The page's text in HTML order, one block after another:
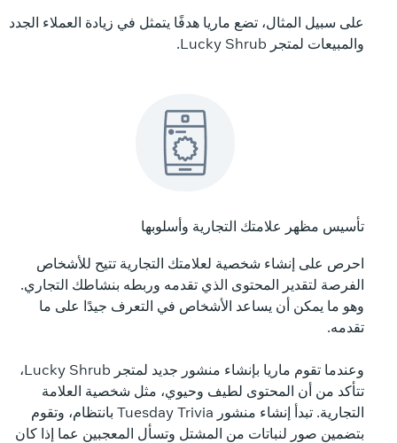
على سبيل المثال، تضع ماريا هدفًا يتمثل في زيادة العملاء الجدد
والمبيعات لمتجر Lucky Shrub.
تأسيس مظهر علامتك التجارية وأسلوبها
احرص على إنشاء شخصية لعلامتك التجارية تتيح للأشخاص
الفرصة لتقدير المحتوى الذي تقدمه وربطه بنشاطك التجاري.
وهو ما يمكن أن يساعد الأشخاص في التعرف جيدًا على ما
تقدمه.
وعندما تقوم ماريا بإنشاء منشور جديد لمتجر Lucky Shrub،
تتأكد من أن المحتوى لطيف وحيوي، مثل شخصية العلامة
التجارية. تبدأ إنشاء منشور Tuesday Trivia بانتظام، وتقوم
بتضمين صور لنباتات من المشتل وتسأل المعجبين عما إذا كان